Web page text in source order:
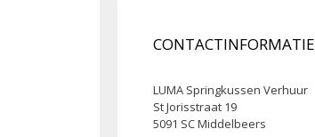
CONTACTINFORMATIE
LUMA Springkussen Verhuur
St Jorisstraat 19
5091 SC Middelbeers